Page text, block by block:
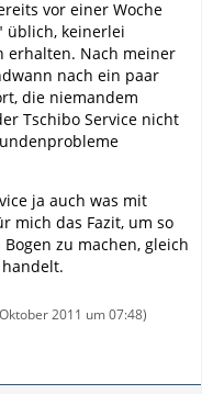
vor einer Woche
üblich, keinerlei
erhalten. Nach meiner
nach ein paar
die niemandem
Tschibo Service nicht
ja auch was mit
mich das Fazit, um so
zu machen, gleich
2011 um 07:48)